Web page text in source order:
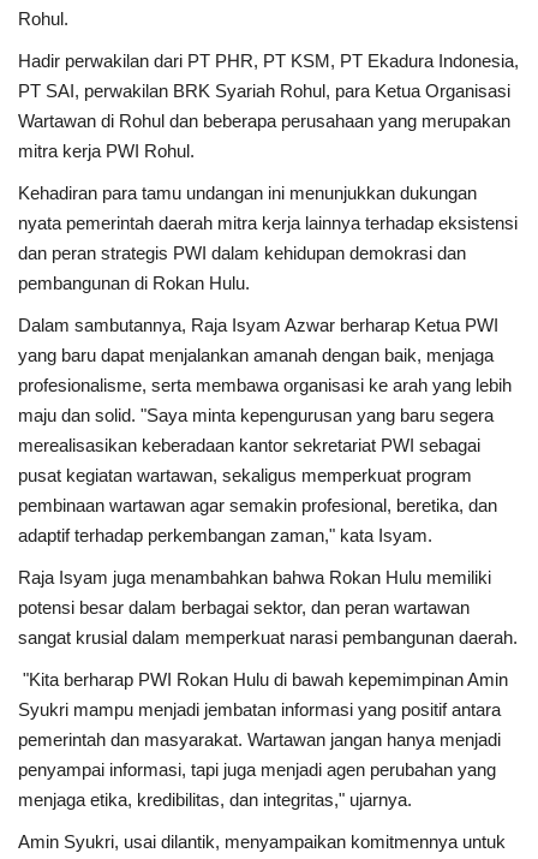
Rohul.
Hadir perwakilan dari PT PHR, PT KSM, PT Ekadura Indonesia,
PT SAI, perwakilan BRK Syariah Rohul, para Ketua Organisasi
Wartawan di Rohul dan beberapa perusahaan yang merupakan
mitra kerja PWI Rohul.
Kehadiran para tamu undangan ini menunjukkan dukungan
nyata pemerintah daerah mitra kerja lainnya terhadap eksistensi
dan peran strategis PWI dalam kehidupan demokrasi dan
pembangunan di Rokan Hulu.
Dalam sambutannya, Raja Isyam Azwar berharap Ketua PWI
yang baru dapat menjalankan amanah dengan baik, menjaga
profesionalisme, serta membawa organisasi ke arah yang lebih
maju dan solid. "Saya minta kepengurusan yang baru segera
merealisasikan keberadaan kantor sekretariat PWI sebagai
pusat kegiatan wartawan, sekaligus memperkuat program
pembinaan wartawan agar semakin profesional, beretika, dan
adaptif terhadap perkembangan zaman," kata Isyam.
Raja Isyam juga menambahkan bahwa Rokan Hulu memiliki
potensi besar dalam berbagai sektor, dan peran wartawan
sangat krusial dalam memperkuat narasi pembangunan daerah.
"Kita berharap PWI Rokan Hulu di bawah kepemimpinan Amin
Syukri mampu menjadi jembatan informasi yang positif antara
pemerintah dan masyarakat. Wartawan jangan hanya menjadi
penyampai informasi, tapi juga menjadi agen perubahan yang
menjaga etika, kredibilitas, dan integritas," ujarnya.
Amin Syukri, usai dilantik, menyampaikan komitmennya untuk